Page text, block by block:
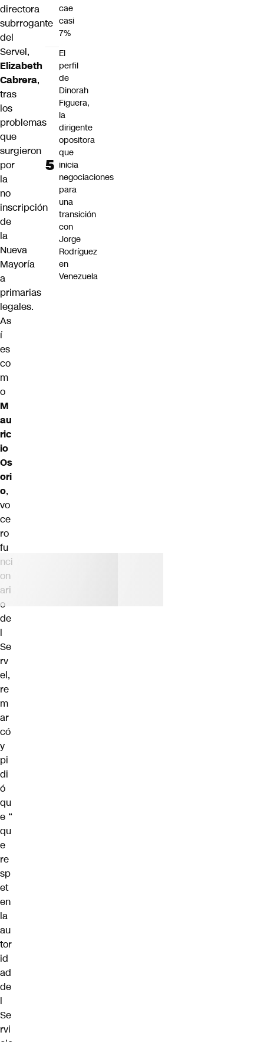
directora
subrrogante
del
Servel,
Elizabeth
Cabrera,
tras
los
problemas
que
surgieron
por
la
no
inscripción
de
la
Nueva
Mayoría
a
primarias
legales.
As
í
es
co
m
o
M
au
ric
io
Os
ori
o,
vo
ce
ro
fu
nci
on
ari
o
de
l
Se
rv
el,
re
m
ar
có
y
pi
di
ó
qu
e “
qu
e
re
sp
et
en
la
au
tor
id
ad
de
l
Se
rvi
cae
casi
7%
El
perfil
de
Dinorah
Figuera,
la
dirigente
opositora
que
inicia
negociaciones
para
una
transición
con
Jorge
Rodríguez
en
Venezuela